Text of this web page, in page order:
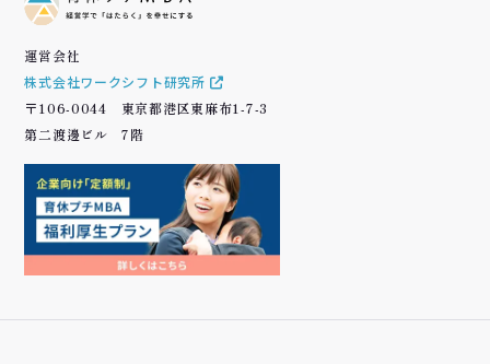
運営会社
株式会社ワークシフト研究所
〒106-0044 東京都港区東麻布1-7-3
第二渡邊ビル 7階